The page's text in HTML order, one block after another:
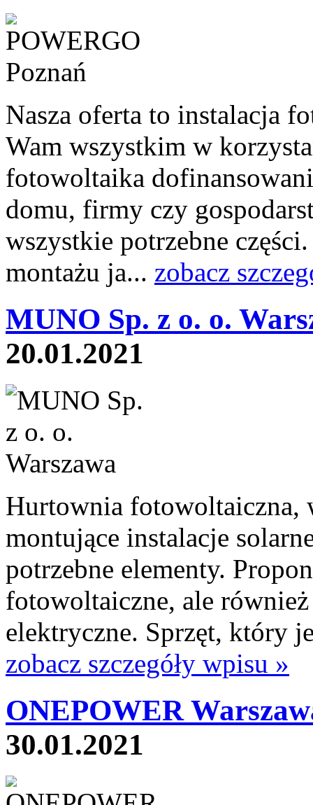
Nasza oferta to instalacja
Wam wszystkim w
fotowoltaika
domu, firmy czy
wszystkie potrzebne
montażu ja... zobacz
MUNO Sp. z o. o.
20.01.2021
Hurtownia fotowoltaiczna,
montujące instalacje
potrzebne elementy.
fotowoltaiczne, ale
elektryczne. Sprzęt, który
zobacz szczegóły wpisu »
ONEPOWER
30.01.2021